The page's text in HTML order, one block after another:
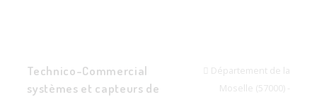
Technico-Commercial
systèmes et capteurs de
Département de la
Moselle (57000) -